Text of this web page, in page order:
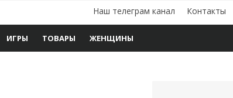
Наш телеграм канал Контакты
ИГРЫ ТОВАРЫ ЖЕНЩИНЫ